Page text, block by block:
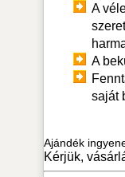
A
A
saját
Ajándék
Kérjük,